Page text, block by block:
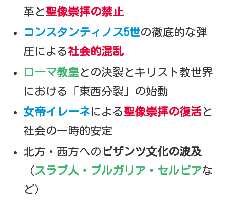
革と聖像崇拝の禁止
コンスタンティノス5世の徹底的な弾
圧による社会的混乱
ローマ教皇 との決裂とキリスト教世界
における「東西分裂」の始動
女帝イレーネによる聖像崇拝の復活と
社会の一時的安定
北方・西方への ビザンツ文化の波及
（スラブ人・ブルガリア・セルビアな
ど）